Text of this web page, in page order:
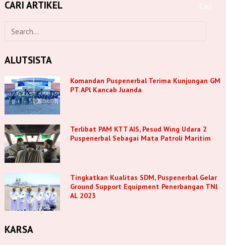
CARI ARTIKEL
ALUTSISTA
Komandan Puspenerbal Terima Kunjungan GM
PT. APl Kancab Juanda
Terlibat PAM KTT AIS, Pesud Wing Udara 2
Puspenerbal Sebagai Mata Patroli Maritim
Tingkatkan Kualitas SDM, Puspenerbal Gelar
Ground Support Equipment Penerbangan TNl
AL 2023
KARSA